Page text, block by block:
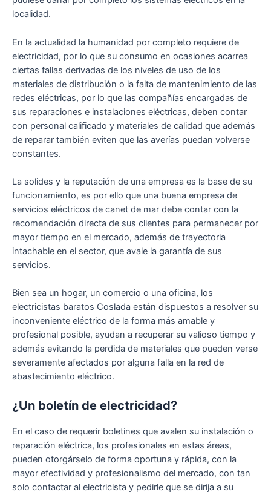
localidad.
En la actualidad la humanidad por completo requiere de
electricidad, por lo que su consumo en ocasiones acarrea
ciertas fallas derivadas de los niveles de uso de los
materiales de distribución o la falta de mantenimiento de las
redes eléctricas, por lo que las compañías encargadas de
sus reparaciones e instalaciones eléctricas, deben contar
con personal calificado y materiales de calidad que además
de reparar también eviten que las averías puedan volverse
constantes.
La solides y la reputación de una empresa es la base de su
funcionamiento, es por ello que una buena empresa de
servicios eléctricos de canet de mar debe contar con la
recomendación directa de sus clientes para permanecer por
mayor tiempo en el mercado, además de trayectoria
intachable en el sector, que avale la garantía de sus
servicios.
Bien sea un hogar, un comercio o una oficina, los
electricistas baratos Coslada están dispuestos a resolver su
inconveniente eléctrico de la forma más amable y
profesional posible, ayudan a recuperar su valioso tiempo y
además evitando la perdida de materiales que pueden verse
severamente afectados por alguna falla en la red de
abastecimiento eléctrico.
¿Un boletín de electricidad?
En el caso de requerir boletines que avalen su instalación o
reparación eléctrica, los profesionales en estas áreas,
pueden otorgárselo de forma oportuna y rápida, con la
mayor efectividad y profesionalismo del mercado, con tan
solo contactar al electricista y pedirle que se dirija a su